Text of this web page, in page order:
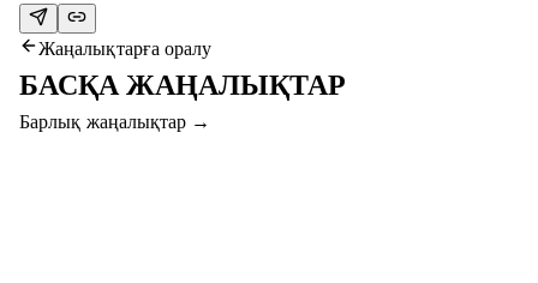
Жаңалықтарға оралу
БАСҚА ЖАҢАЛЫҚТАР
Барлық жаңалықтар →